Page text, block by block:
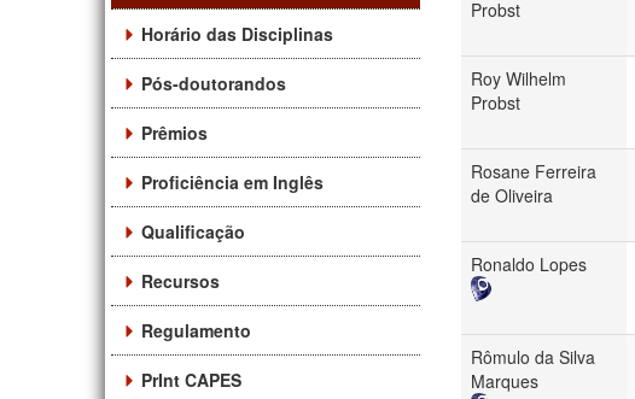
Horário das Disciplinas
Pós-doutorandos
Prêmios
Proficiência em Inglês
Qualificação
Recursos
Regulamento
PrInt CAPES
Probst
Roy Wilhelm
Probst
Rosane Ferreira
de Oliveira
Ronaldo Lopes
Rômulo da Silva
Marques